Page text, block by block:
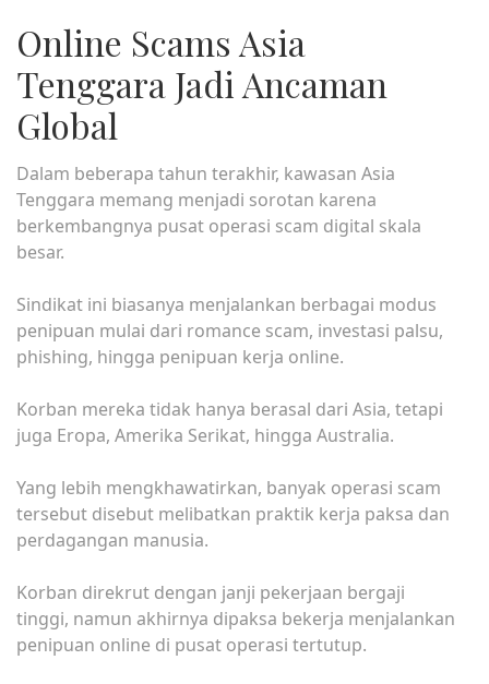
Online Scams Asia
Tenggara Jadi Ancaman
Global
Dalam beberapa tahun terakhir, kawasan Asia
Tenggara memang menjadi sorotan karena
berkembangnya pusat operasi scam digital skala
besar.
Sindikat ini biasanya menjalankan berbagai modus
penipuan mulai dari romance scam, investasi palsu,
phishing, hingga penipuan kerja online.
Korban mereka tidak hanya berasal dari Asia, tetapi
juga Eropa, Amerika Serikat, hingga Australia.
Yang lebih mengkhawatirkan, banyak operasi scam
tersebut disebut melibatkan praktik kerja paksa dan
perdagangan manusia.
Korban direkrut dengan janji pekerjaan bergaji
tinggi, namun akhirnya dipaksa bekerja menjalankan
penipuan online di pusat operasi tertutup.